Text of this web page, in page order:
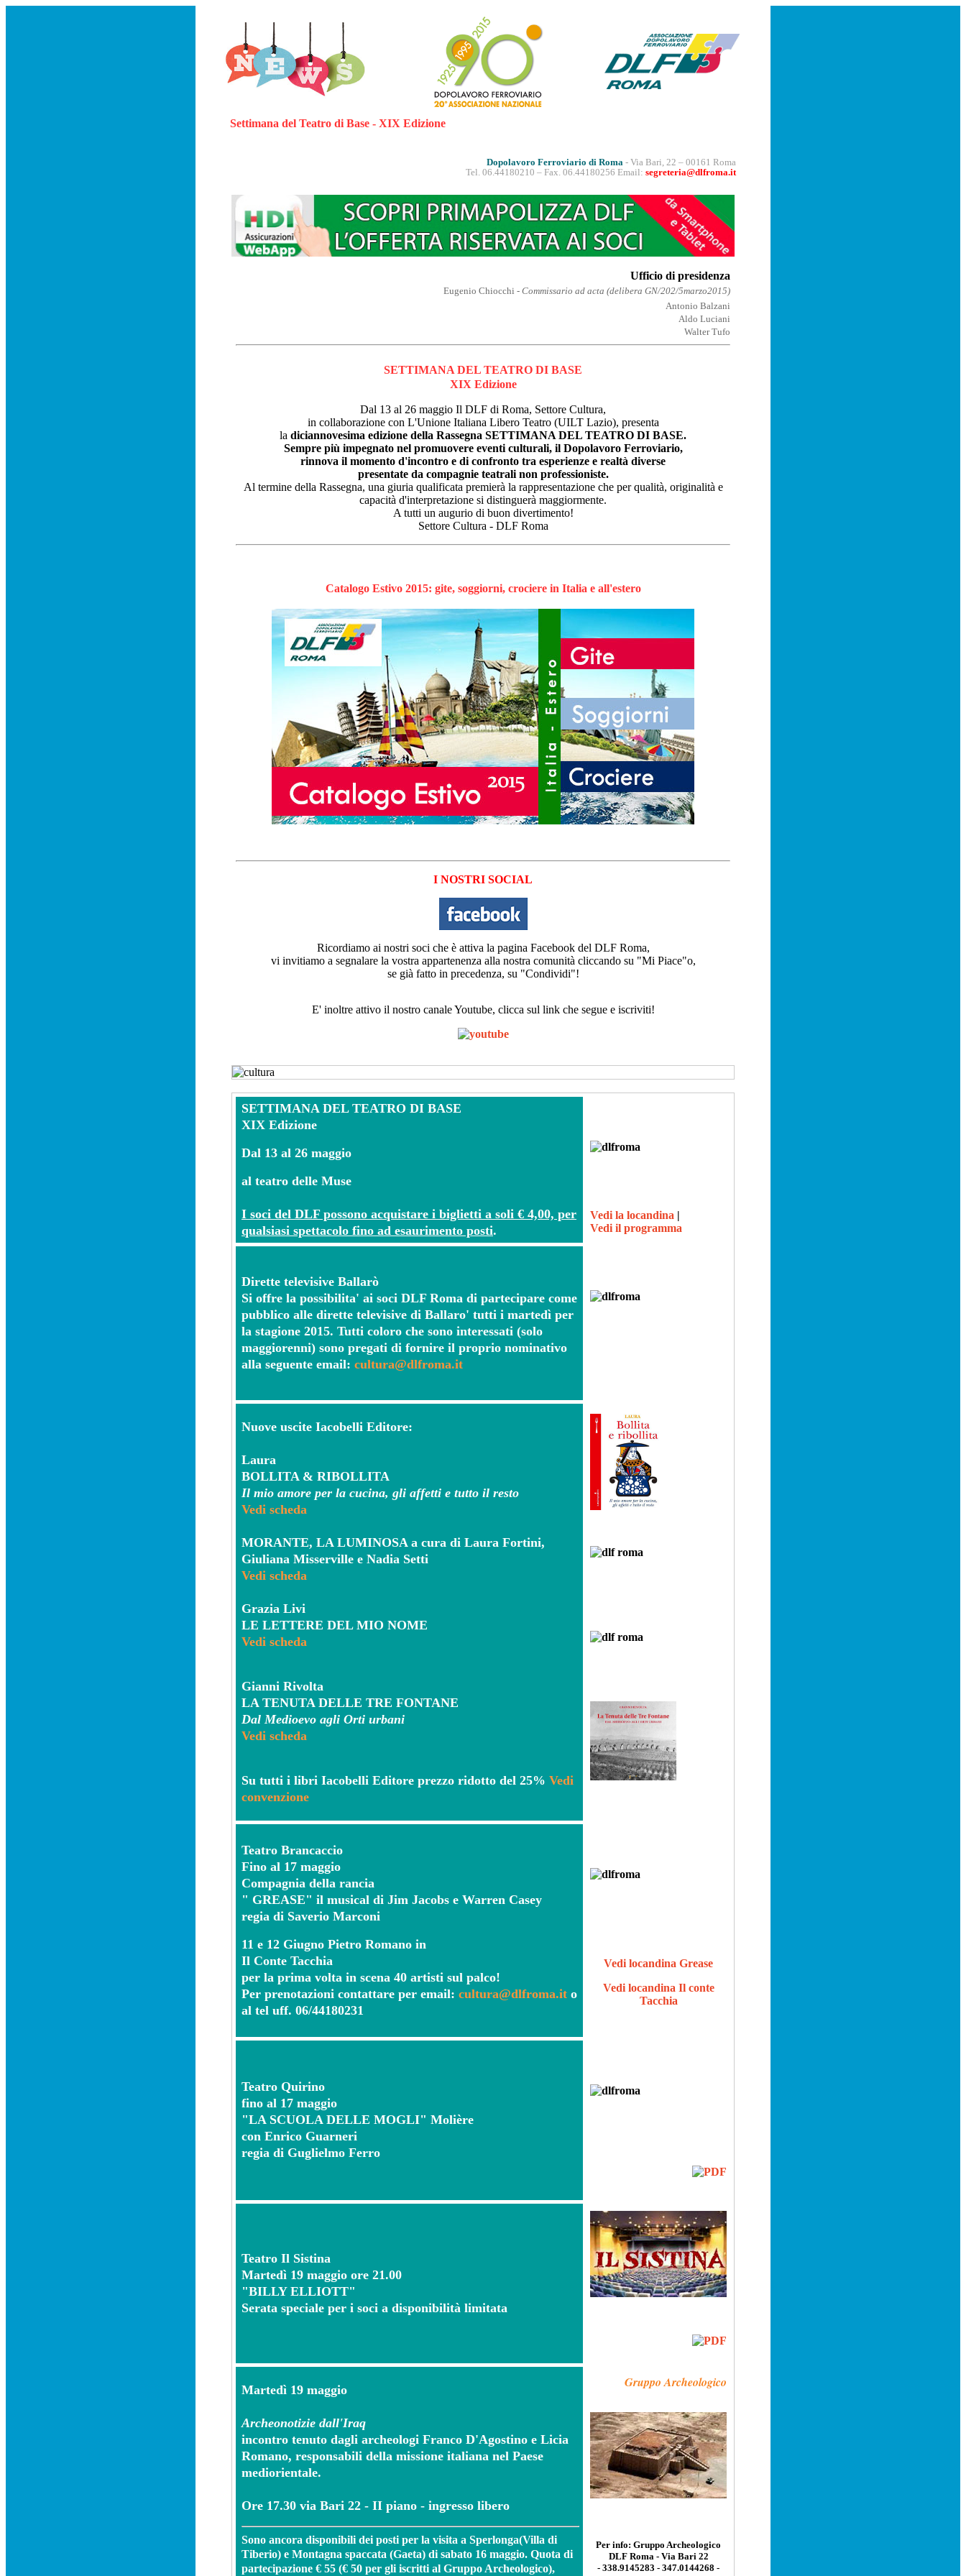
Settimana del Teatro di Base - XIX Edizione
Dopolavoro Ferroviario di Roma - Via Bari, 22 – 00161 Roma
Tel. 06.44180210 – Fax. 06.44180256 Email: segreteria@dlfroma.it
Ufficio di presidenza
Eugenio Chiocchi - Commissario ad acta (delibera GN/202/5marzo2015)
Antonio Balzani
Aldo Luciani
Walter Tufo
SETTIMANA DEL TEATRO DI BASE
XIX Edizione
Dal 13 al 26 maggio Il DLF di Roma, Settore Cultura,
in collaborazione con L'Unione Italiana Libero Teatro (UILT Lazio), presenta
la diciannovesima edizione della Rassegna SETTIMANA DEL TEATRO DI BASE.
Sempre più impegnato nel promuovere eventi culturali, il Dopolavoro Ferroviario,
rinnova il momento d'incontro e di confronto tra esperienze e realtà diverse
presentate da compagnie teatrali non professioniste.
Al termine della Rassegna, una giuria qualificata premierà la rappresentazione che per qualità, originalità e
capacità d'interpretazione si distinguerà maggiormente.
A tutti un augurio di buon divertimento!
Settore Cultura - DLF Roma
Catalogo Estivo 2015: gite, soggiorni, crociere in Italia e all'estero
I NOSTRI SOCIAL
Ricordiamo ai nostri soci che è attiva la pagina Facebook del DLF Roma,
vi invitiamo a segnalare la vostra appartenenza alla nostra comunità cliccando su "Mi Piace"o,
se già fatto in precedenza, su "Condividi"!
E' inoltre attivo il nostro canale Youtube, clicca sul link che segue e iscriviti!
SETTIMANA DEL TEATRO DI BASE
XIX Edizione
Dal 13 al 26 maggio
al teatro delle Muse
I soci del DLF possono acquistare i biglietti a soli € 4,00, per
qualsiasi spettacolo fino ad esaurimento posti.
Vedi la locandina |
Vedi il programma
Dirette televisive Ballarò
Si offre la possibilita' ai soci DLF Roma di partecipare come
pubblico alle dirette televisive di Ballaro' tutti i martedì per
la stagione 2015. Tutti coloro che sono interessati (solo
maggiorenni) sono pregati di fornire il proprio nominativo
alla seguente email: cultura@dlfroma.it
Nuove uscite Iacobelli Editore:
Laura
BOLLITA & RIBOLLITA
Il mio amore per la cucina, gli affetti e tutto il resto
Vedi scheda
MORANTE, LA LUMINOSA a cura di Laura Fortini,
Giuliana Misserville e Nadia Setti
Vedi scheda
Grazia Livi
LE LETTERE DEL MIO NOME
Vedi scheda
Gianni Rivolta
LA TENUTA DELLE TRE FONTANE
Dal Medioevo agli Orti urbani
Vedi scheda
Su tutti i libri Iacobelli Editore prezzo ridotto del 25% Vedi
convenzione
Teatro Brancaccio
Fino al 17 maggio
Compagnia della rancia
" GREASE" il musical di Jim Jacobs e Warren Casey
regia di Saverio Marconi
11 e 12 Giugno Pietro Romano in
Il Conte Tacchia
per la prima volta in scena 40 artisti sul palco!
Per prenotazioni contattare per email: cultura@dlfroma.it o
al tel uff. 06/44180231
Vedi locandina Grease
Vedi locandina Il conte
Tacchia
Teatro Quirino
fino al 17 maggio
"LA SCUOLA DELLE MOGLI" Molière
con Enrico Guarneri
regia di Guglielmo Ferro
Teatro Il Sistina
Martedì 19 maggio ore 21.00
"BILLY ELLIOTT"
Serata speciale per i soci a disponibilità limitata
Martedì 19 maggio
Archeonotizie dall'Iraq
incontro tenuto dagli archeologi Franco D'Agostino e Licia
Romano, responsabili della missione italiana nel Paese
mediorientale.
Ore 17.30 via Bari 22 - II piano - ingresso libero
Sono ancora disponibili dei posti per la visita a Sperlonga(Villa di
Tiberio) e Montagna spaccata (Gaeta) di sabato 16 maggio. Quota di
partecipazione € 55 (€ 50 per gli iscritti al Gruppo Archeologico),
Gruppo Archeologico
Per info: Gruppo Archeologico
DLF Roma - Via Bari 22
- 338.9145283 - 347.0144268 -